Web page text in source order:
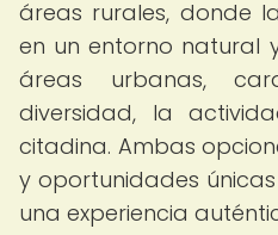
áreas rurales, donde
en un entorno natural
áreas urbanas,
diversidad, la
citadina. Ambas
y oportunidades
una experiencia